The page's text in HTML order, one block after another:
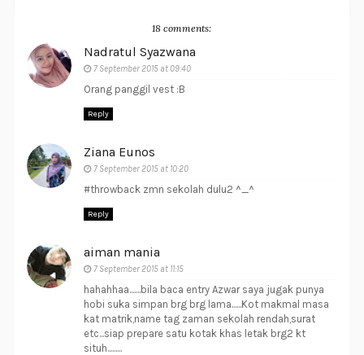
18 comments:
Nadratul Syazwana
7 September 2015 at 09:40
Orang panggil vest :B
Reply
Ziana Eunos
7 September 2015 at 10:20
#throwback zmn sekolah dulu2 ^_^
Reply
aiman mania
7 September 2015 at 11:15
hahahhaa.......bila baca entry Azwar saya jugak punya
hobi suka simpan brg brg lama......Kot makmal masa
kat matrik,name tag zaman sekolah rendah,surat
etc...siap prepare satu kotak khas letak brg2 kt
situh.........